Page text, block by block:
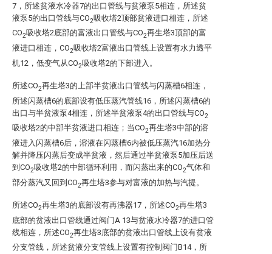
7，所述贫液水冷器7的出口管线与贫液泵5相连，所述贫
液泵5的出口管线与CO2吸收塔2顶部贫液进口相连，所述
CO2吸收塔2底部的富液出口管线与CO2再生塔3顶部的富
液进口相连，CO2吸收塔2富液出口管线上设置有水力透平
机12，低变气从CO2吸收塔2的下部进入。
所述CO2再生塔3的上部半贫液出口管线与闪蒸槽6相连，
所述闪蒸槽6的底部设有低压蒸汽管线16，所述闪蒸槽6的
出口与半贫液泵4相连，所述半贫液泵4的出口管线与CO2
吸收塔2的中部半贫液进口相连；当CO2再生塔3中部的溶
液进入闪蒸槽6后，溶液在闪蒸槽6内被低压蒸汽16加热分
解并降压闪蒸后变成半贫液，然后通过半贫液泵5加压后送
到CO2吸收塔2的中部循环利用，而闪蒸出来的CO2气体和
部分蒸汽又回到CO2再生塔3参与对富液的加热与汽提。
所述CO2再生塔3的底部设有再沸器17，所述CO2再生塔3
底部的贫液出口管线通过阀门A 13与贫液水冷器7的进口管
线相连，所述CO2再生塔3底部的贫液出口管线上设有贫液
分支管线，所述贫液分支管线上设置有控制阀门B14，所